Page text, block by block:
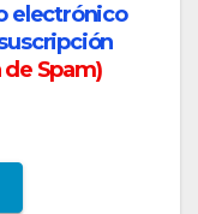
electrónico
Spam)